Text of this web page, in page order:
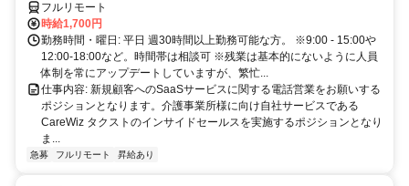
フルリモート
時給1,700円
勤務時間・曜日: 平日 週30時間以上勤務可能な方。 ※9:00 - 15:00や
12:00-18:00など。時間帯は相談可 ※残業は基本的にないように人員
体制を常にアップデートしていますが、繁忙...
仕事内容: 新規顧客へのSaaSサービスに関する電話営業をお願いする
ポジションとなります。介護事業所様に向け自社サービスである
CareWiz タクストのインサイドセールスを実施するポジションとなり
ま...
急募 フルリモート 昇給あり